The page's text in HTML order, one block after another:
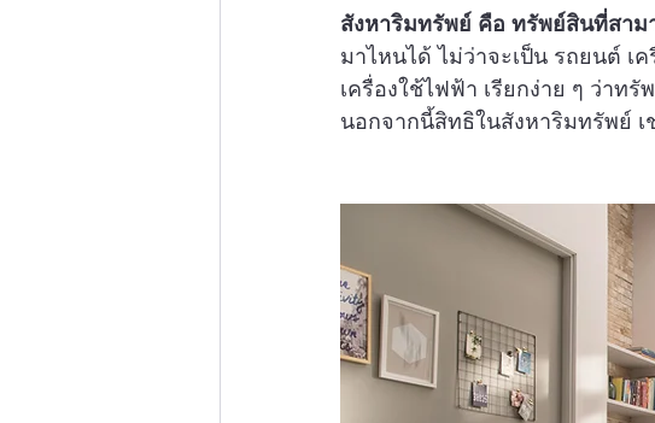
สังหาริมทรัพย์ คือ ทรัพย์สินที่สา
มาไหนได้ ไม่ว่าจะเป็น รถยนต์ เ
เครื่องใช้ไฟฟ้า เรียกง่าย ๆ ว่าท
นอกจากนี้สิทธิในสังหาริมทรัพย์